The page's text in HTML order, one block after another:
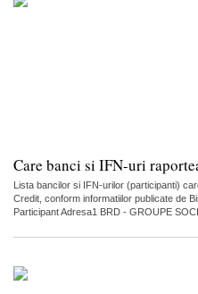
Care banci si IFN-uri
Lista bancilor si IFN-urilor (participanti)
Credit, conform informatiilor publicate de
Participant Adresa1 BRD - GROUPE